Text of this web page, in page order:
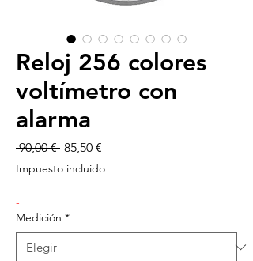
Reloj 256 colores
voltímetro con
alarma
90,00 € Precio
85,50 €
oferta
Impuesto incluido
-
Medición *